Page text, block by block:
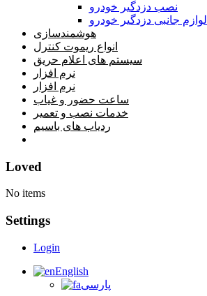
نصب دزدگیر خودرو
لوازم جانبی دزدگیر خودرو
هوشمندسازی
انواع ریموت کنترل
سیستم های اعلام حریق
نرم افزار
نرم افزار
ساعت حضور و غیاب
خدمات نصب و تعمیر
ردیاب های باسیم
Loved
No items
Settings
Login
English
پارسی